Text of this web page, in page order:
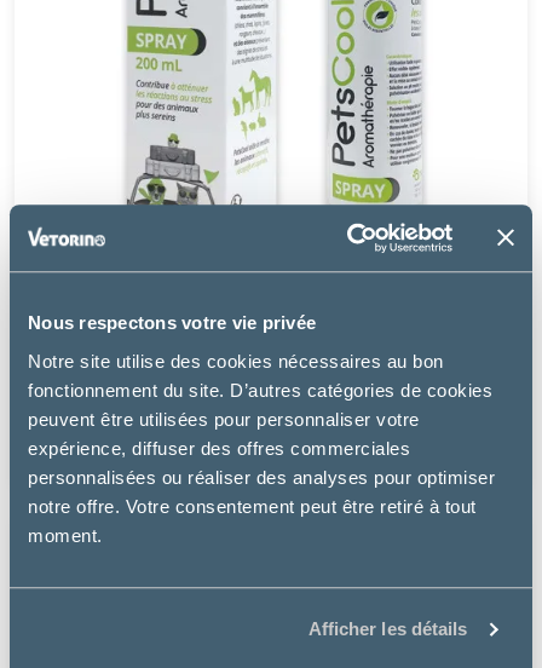
Nous respectons votre vie privée
Notre site utilise des cookies nécessaires au bon
fonctionnement du site. D’autres catégories de cookies
peuvent être utilisées pour personnaliser votre
expérience, diffuser des offres commerciales
personnalisées ou réaliser des analyses pour optimiser
notre offre. Votre consentement peut être retiré à tout
moment.
Afficher les détails
PetsCool
ANIDEV PETSCOOL - SPRAY APAISANT MULTI-
à partir de
10.49€